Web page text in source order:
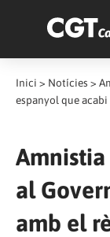
Inici > Notícies >
espanyol que
al
amb el